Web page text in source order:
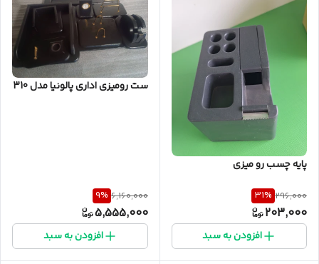
پایه چسب رو میزی
296,000
31%
203,000
افزودن به سبد
ست رومیزی اداری پالونیا مدل 310
6,160,000
9%
5,555,000
افزودن به سبد